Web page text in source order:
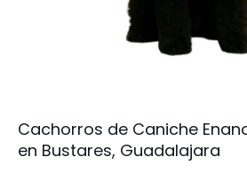
Cachorros de Caniche
en Bustares, Guadalajara